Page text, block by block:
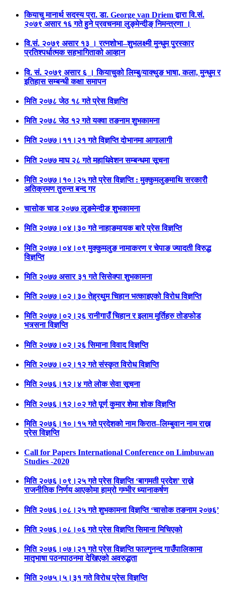
कियाचु मानार्थ सदस्य प्रा. डा. George van Driem द्वारा वि.सं.
२०७९ असार १६ गते हुने प्रवचनमा लुङ्मेन्दीङ् निमन्त्रणा ।
वि.सं. २०७९ असार १३ । रत्नशोभा–शुभलक्ष्मी मुन्धुम पुरस्कार
प्रतिश्पर्धात्मक सहभागिताको आव्हान
वि. सं. २०७९ असार ६ । कियाचुको लिम्बु/याक्थुङ भाषा, कला, मुन्धुम र
इतिहास सम्बन्धी कक्षा समापन
मिति २०७८ जेठ १८ गते प्रेस विज्ञप्ति
मिति २०७८ जेठ १२ गते यक्वा तङनाम शुभकामना
मिति २०७७।११।२१ गते विज्ञप्ति दोभानमा आगालागी
मिति २०७७ माघ २८ गते महाधिवेशन सम्बन्धमा सूचना
मिति २०७७।१०।२५ गते प्रेस विज्ञप्ति : मुक्कुमलुङमाथि सरकारीे
अतिक्रमण तुरुन्त बन्द गर
चासोक चाड २०७७ लुङमेन्दीङ शुभकामना
मिति २०७७।०४।३० गते नाहाङमायक बारे प्रेस विज्ञप्ति
मिति २०७७।०४।०९ मुक्कुमलुङ नामाकरण र चेपाङ ज्यादती विरुद्ध
विज्ञप्ति
मिति २०७७ असार ३१ गते सिसेक्पा शुभकामना
मिति २०७७।०२।३० तेह्रथुम चिहान भत्काइएको विरोध विज्ञप्ति
मिति २०७७।०२।२६ रानीगाउँ चिहान र इलाम मुर्तिहरु तोडफोड
भत्र्सना विज्ञप्ति
मिति २०७७।०२।२६ सिमाना विवाद विज्ञप्ति
मिति २०७७।०२।१२ गते संस्कृत विरोध विज्ञप्ति
मिति २०७६।१२।४ गते लोक सेवा सूचना
मिति २०७६।१२।०२ गते पूर्ण कुमार शेमा शोक विज्ञप्ति
मिति २०७६।१०।१५ गते प्रदेशको नाम किरात–लिम्बुवान नाम राख्न
प्रेस विज्ञप्ति
Call for Papers International Conference on Limbuwan
Studies -2020
मिति २०७६।०९।२५ गते प्रेस विज्ञप्ति ‘बागमती प्रदेश’ राख्ने
राजनीतिक निर्णय आएकोमा हाम्रो गम्भीर ध्यानाकर्षण
मिति २०७६।०८।२५ गते शुभकामना विज्ञप्ति ‘चासोक तङनाम २०७६’
मिति २०७६।०८।०६ गते प्रेस विज्ञप्ति सिमाना मिचिएको
मिति २०७६।०७।२१ गते प्रेस विज्ञप्ति फाल्गुनन्द गाउँपालिकामा
मातृभाषा पठनपाठनमा देखिएको अवरुद्धता
मिति २०७५।५।३१ गते विरोध प्रेस विज्ञप्ति